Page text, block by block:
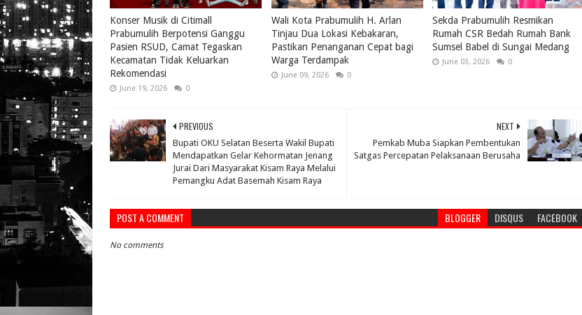
Konser Musik di Citimall
Prabumulih Berpotensi Ganggu
Pasien RSUD, Camat Tegaskan
Kecamatan Tidak Keluarkan
Rekomendasi
June 19, 2026 0
Wali Kota Prabumulih H. Arlan
Tinjau Dua Lokasi Kebakaran,
Pastikan Penanganan Cepat bagi
Warga Terdampak
June 09, 2026 0
Sekda Prabumulih Resmikan
Rumah CSR Bedah Rumah Bank
Sumsel Babel di Sungai Medang
June 03, 2026 0
NEXT
Pemkab Muba Siapkan Pembentukan
Satgas Percepatan Pelaksanaan Berusaha
PREVIOUS
Bupati OKU Selatan Beserta Wakil Bupati
Mendapatkan Gelar Kehormatan Jenang
Jurai Dari Masyarakat Kisam Raya Melalui
Pemangku Adat Basemah Kisam Raya
POST A COMMENT BLOGGER DISQUS FACEBOOK
No comments